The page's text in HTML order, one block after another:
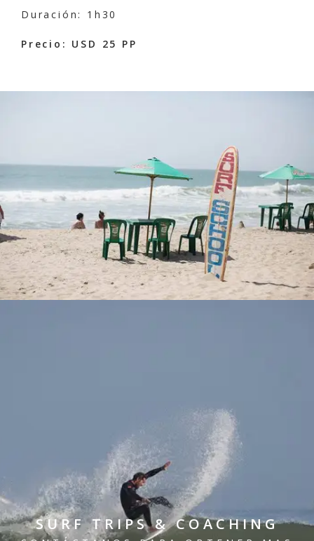
Duración: 1h30
Precio: USD 25 PP
SURF TRIPS & COACHING